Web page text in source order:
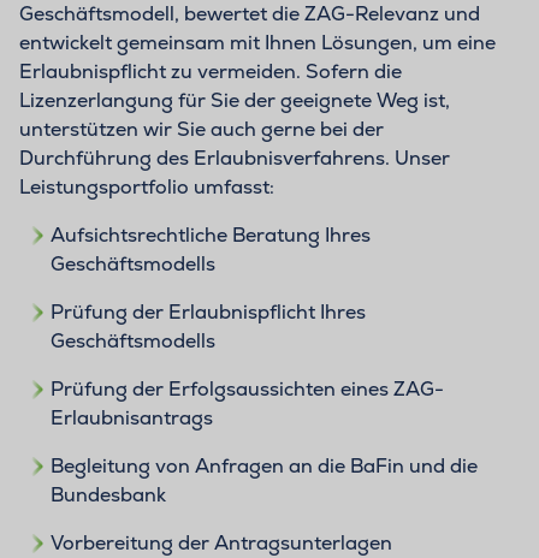
Geschäftsmodell, bewertet die ZAG-Relevanz und
entwickelt gemeinsam mit Ihnen Lösungen, um eine
Erlaubnispflicht zu vermeiden. Sofern die
Lizenzerlangung für Sie der geeignete Weg ist,
unterstützen wir Sie auch gerne bei der
Durchführung des Erlaubnisverfahrens. Unser
Leistungsportfolio umfasst:
Aufsichtsrechtliche Beratung Ihres
Geschäftsmodells
Prüfung der Erlaubnispflicht Ihres
Geschäftsmodells
Prüfung der Erfolgsaussichten eines ZAG-
Erlaubnisantrags
Begleitung von Anfragen an die BaFin und die
Bundesbank
Vorbereitung der Antragsunterlagen